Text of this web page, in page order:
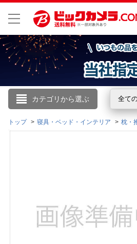
カテゴリから選ぶ 全て
こんにちは
ログイ
閲覧履歴
トップ 寝具・ベッド・インテリア 枕・